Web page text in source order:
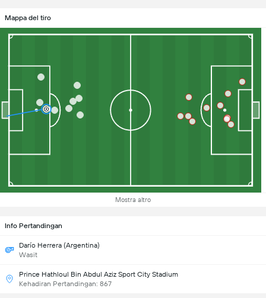
Mappa del tiro
Mostra altro
Info Pertandingan
Darío Herrera (Argentina)
Wasit
Prince Hathloul Bin Abdul Aziz Sport City Stadium
Kehadiran Pertandingan: 867